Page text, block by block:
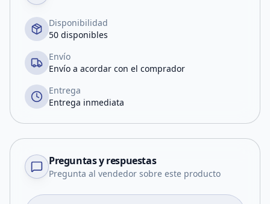
Disponibilidad
50 disponibles
Envío
Envío a acordar con el comprador
Entrega
Entrega inmediata
Preguntas y respuestas
Pregunta al vendedor sobre este producto